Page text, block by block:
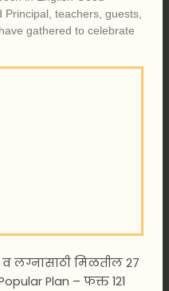
teachers, guests,
gathered to celebrate
लग्नासाठी मिळतील 27
Plan – फक्त 121